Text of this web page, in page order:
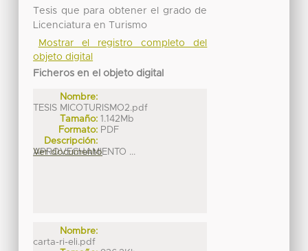
Tesis que para obtener el grado de
Licenciatura en Turismo
Mostrar el registro completo del
objeto digital
Ficheros en el objeto digital
Nombre:
TESIS MICOTURISMO2.pdf
Tamaño: 1.142Mb
Formato: PDF
Descripción:
APROVECHAMIENTO ...
Ver documento
Nombre:
carta-ri-eli.pdf